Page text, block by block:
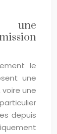
une
le
une
une
depuis